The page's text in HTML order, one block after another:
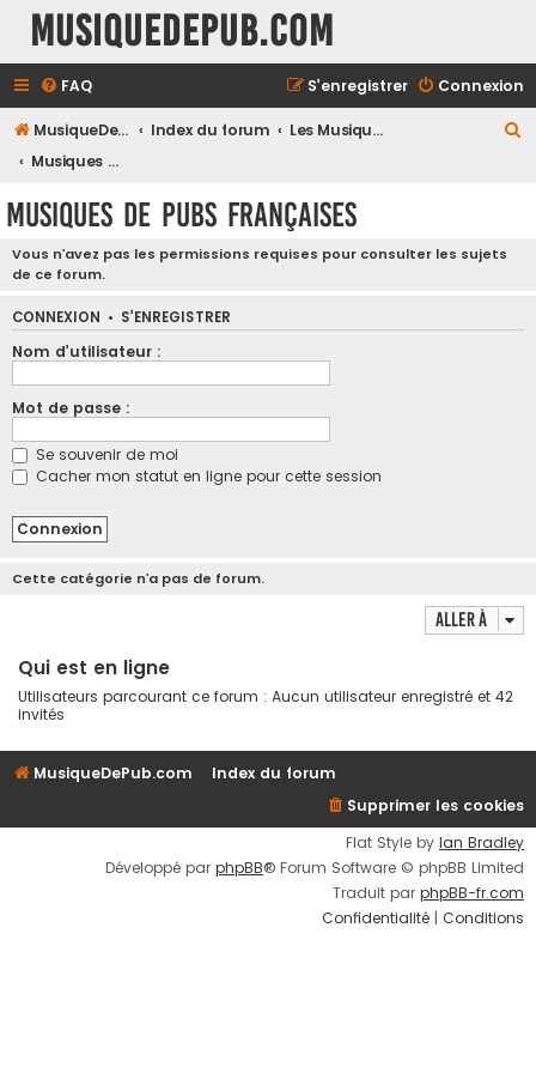
MusiqueDePub.com
FAQ Connexion
S’enregistrer
MusiqueDePub.com Index du forum
Les Musiques De Pubs
Musiques de Pubs Françaises
Musiques de Pubs Françaises
Vous n’avez pas les permissions requises pour consulter les sujets
de ce forum.
CONNEXION • S’ENREGISTRER
Nom d’utilisateur :
Mot de passe :
Se souvenir de moi
Cacher mon statut en ligne pour cette session
Cette catégorie n’a pas de forum.
Aller à
Qui est en ligne
Utilisateurs parcourant ce forum : Aucun utilisateur enregistré et 42
invités
MusiqueDePub.com
Index du forum
Supprimer les cookies
Flat Style by Ian Bradley
Développé par phpBB® Forum Software © phpBB Limited
Traduit par phpBB-fr.com
Confidentialité
Conditions